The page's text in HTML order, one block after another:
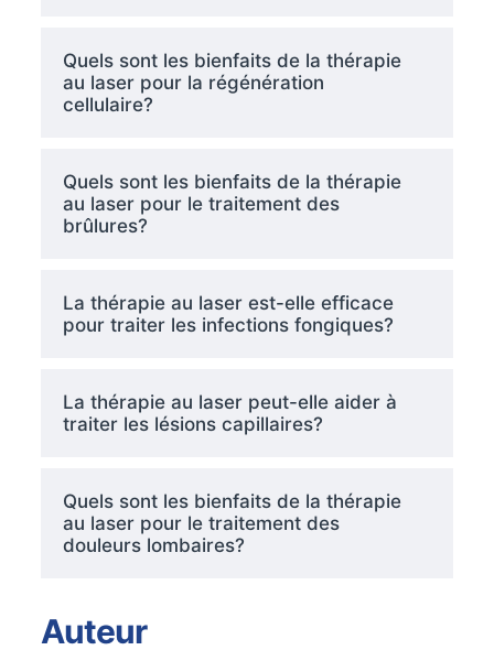
Quels sont les bienfaits de la thérapie
au laser pour la régénération
cellulaire?
Quels sont les bienfaits de la thérapie
au laser pour le traitement des
brûlures?
La thérapie au laser est-elle efficace
pour traiter les infections fongiques?
La thérapie au laser peut-elle aider à
traiter les lésions capillaires?
Quels sont les bienfaits de la thérapie
au laser pour le traitement des
douleurs lombaires?
Auteur